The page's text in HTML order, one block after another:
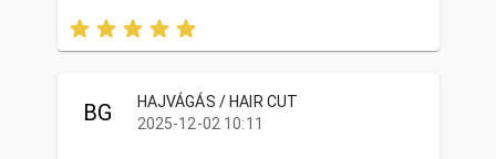
BG
HAJVÁGÁS / HAIR CUT
2025-12-02 10:11